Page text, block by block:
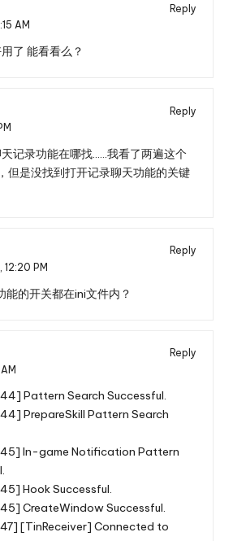
Reply
AM
了 能看看么？
Reply
记录功能在哪找……我看了两遍这个
但是没找到打开记录聊天功能的关键
Reply
12:20 PM
能的开关都在ini文件内？
Reply
Pattern Search Successful.
PrepareSkill Pattern Search
In-game Notification Pattern
Hook Successful.
CreateWindow Successful.
[TinReceiver] Connected to